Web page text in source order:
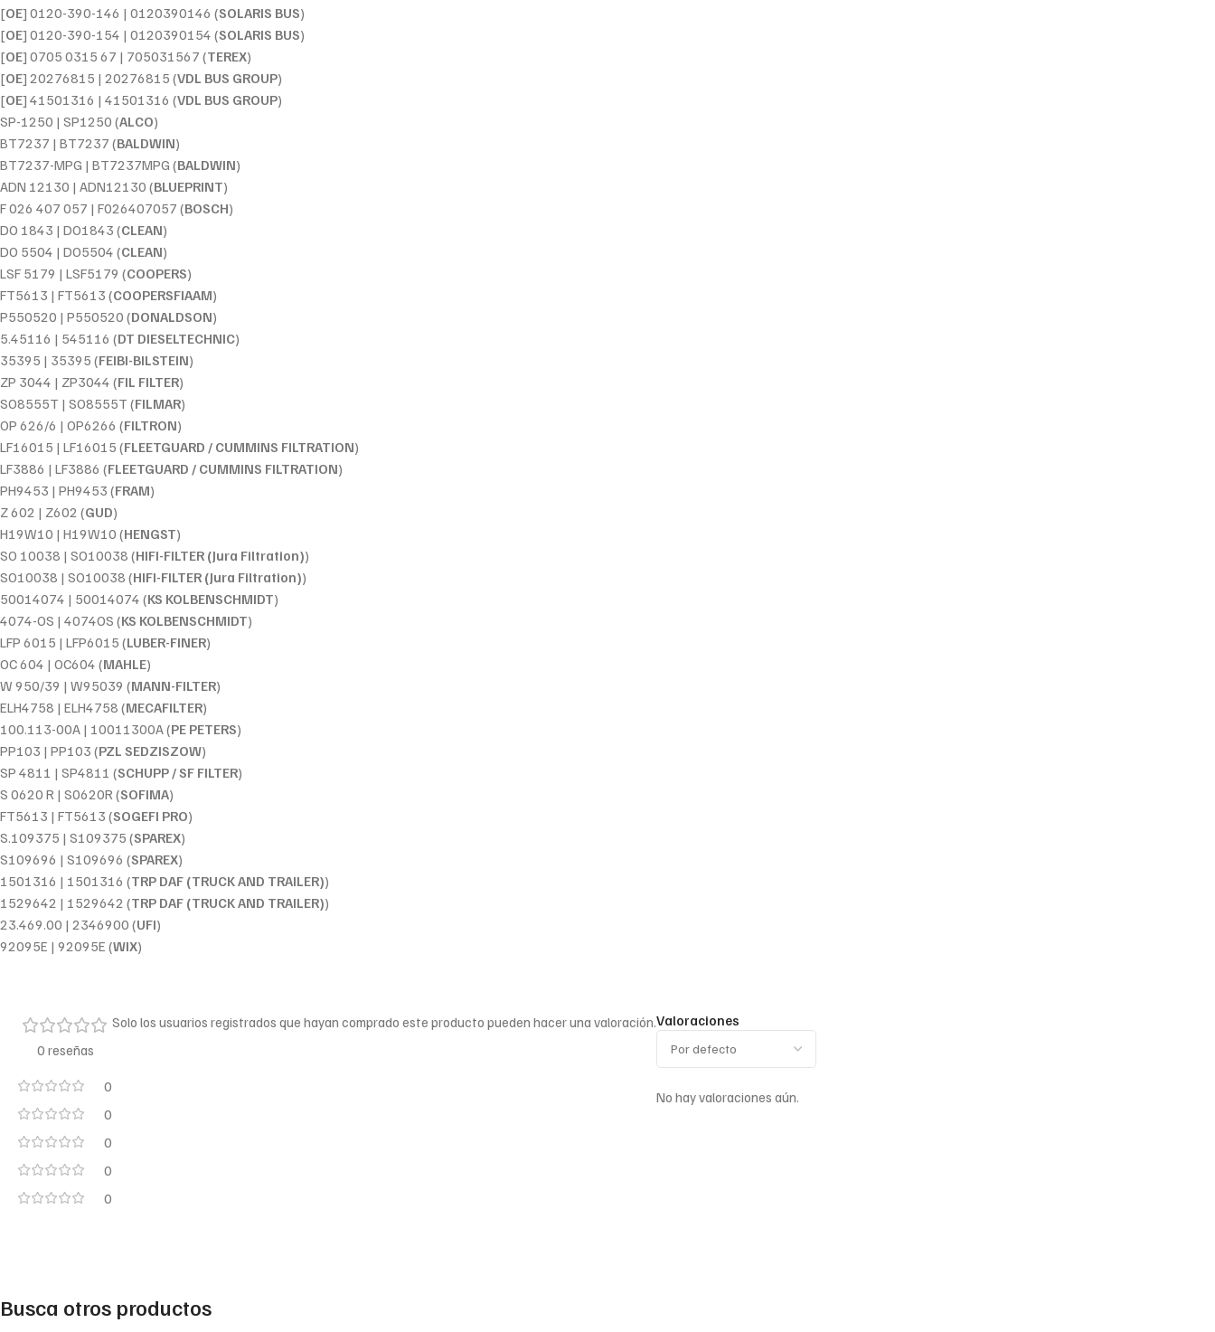
[OE] 0120-390-146 | 0120390146 (SOLARIS BUS)
[OE] 0120-390-154 | 0120390154 (SOLARIS BUS)
[OE] 0705 0315 67 | 705031567 (TEREX)
[OE] 20276815 | 20276815 (VDL BUS GROUP)
[OE] 41501316 | 41501316 (VDL BUS GROUP)
SP-1250 | SP1250 (ALCO)
BT7237 | BT7237 (BALDWIN)
BT7237-MPG | BT7237MPG (BALDWIN)
ADN 12130 | ADN12130 (BLUEPRINT)
F 026 407 057 | F026407057 (BOSCH)
DO 1843 | DO1843 (CLEAN)
DO 5504 | DO5504 (CLEAN)
LSF 5179 | LSF5179 (COOPERS)
FT5613 | FT5613 (COOPERSFIAAM)
P550520 | P550520 (DONALDSON)
5.45116 | 545116 (DT DIESELTECHNIC)
35395 | 35395 (FEIBI-BILSTEIN)
ZP 3044 | ZP3044 (FIL FILTER)
SO8555T | SO8555T (FILMAR)
OP 626/6 | OP6266 (FILTRON)
LF16015 | LF16015 (FLEETGUARD / CUMMINS FILTRATION)
LF3886 | LF3886 (FLEETGUARD / CUMMINS FILTRATION)
PH9453 | PH9453 (FRAM)
Z 602 | Z602 (GUD)
H19W10 | H19W10 (HENGST)
SO 10038 | SO10038 (HIFI-FILTER (Jura Filtration))
SO10038 | SO10038 (HIFI-FILTER (Jura Filtration))
50014074 | 50014074 (KS KOLBENSCHMIDT)
4074-OS | 4074OS (KS KOLBENSCHMIDT)
LFP 6015 | LFP6015 (LUBER-FINER)
OC 604 | OC604 (MAHLE)
W 950/39 | W95039 (MANN-FILTER)
ELH4758 | ELH4758 (MECAFILTER)
100.113-00A | 10011300A (PE PETERS)
PP103 | PP103 (PZL SEDZISZOW)
SP 4811 | SP4811 (SCHUPP / SF FILTER)
S 0620 R | S0620R (SOFIMA)
FT5613 | FT5613 (SOGEFI PRO)
S.109375 | S109375 (SPAREX)
S109696 | S109696 (SPAREX)
1501316 | 1501316 (TRP DAF (TRUCK AND TRAILER))
1529642 | 1529642 (TRP DAF (TRUCK AND TRAILER))
23.469.00 | 2346900 (UFI)
92095E | 92095E (WIX)
0 reseñas
0
0
0
0
0
Valoraciones
No hay valoraciones aún.
Solo los usuarios registrados que hayan comprado este producto pueden hacer una valoración.
Busca otros productos